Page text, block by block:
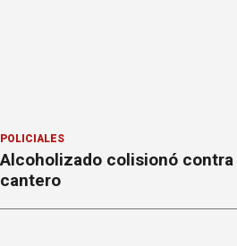
POLICIALES
Alcoholizado colisionó contra
cantero